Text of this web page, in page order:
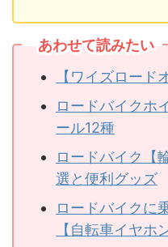
あわせて読みたい
【ワイズロード
ロードバイクホ
ール12種
ロードバイク【
選と便利グッズ
ロードバイクに
【自転車イヤホ